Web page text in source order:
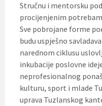
Stručnu i mentorsku
procijenjenim
Sve pobrojane forme
budu uspješno
narednom ciklusu
inkubacije poslovne
neprofesionalnog
kulturu, sport i mlade
uprava Tuzlanskog